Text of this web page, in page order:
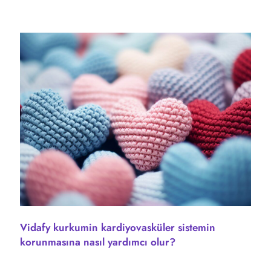
Vidafy kurkumin kardiyovasküler sistemin
korunmasına nasıl yardımcı olur?